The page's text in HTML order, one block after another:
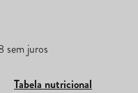
sem juros
Tabela nutricional